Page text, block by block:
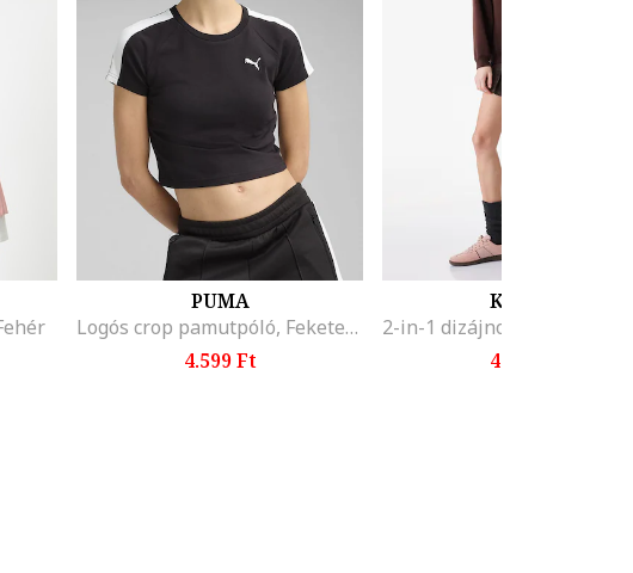
PUMA
Logós crop pamutpóló, Fekete/Törtfehér
4.599 Ft
KOTON
4.299 Ft